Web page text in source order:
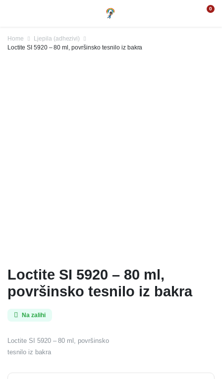
0
Home
Ljepila (adhezivi)
Loctite SI 5920 – 80 ml, površinsko tesnilo iz bakra
Loctite SI 5920 – 80 ml,
površinsko tesnilo iz bakra
Na zalihi
Loctite SI 5920 – 80 ml, površinsko
tesnilo iz bakra